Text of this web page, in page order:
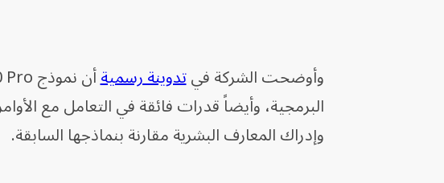
وأوضحت الشركة فيتدوينة رسمية
البرمجية، وأيضاً قدرات فائقة في التعامل مع
وإدراك المعارف البشرية مقارنة بنماذجها السابقة.